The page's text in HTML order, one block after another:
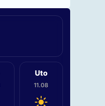
Uto
11.08